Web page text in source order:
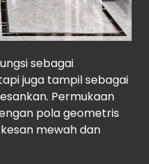
sebagai
juga tampil sebagai
Permukaan
pola geometris
mewah dan